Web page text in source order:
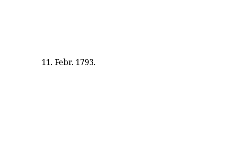
11. Febr. 1793.